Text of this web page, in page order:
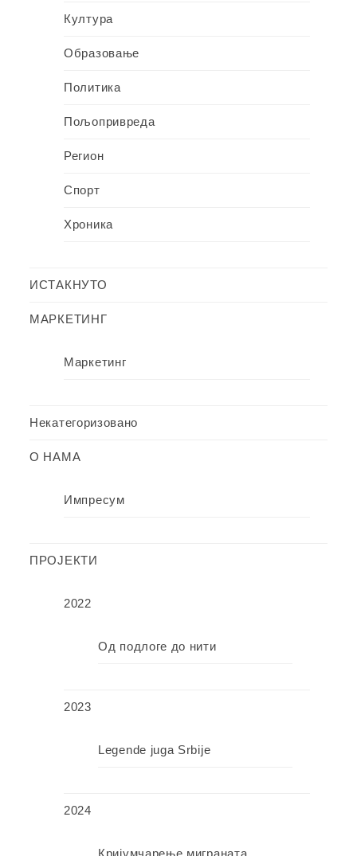
Култура
Образовање
Политика
Пољопривреда
Регион
Спорт
Хроника
ИСТАКНУТО
МАРКЕТИНГ
Маркетинг
Некатегоризовано
О НАМА
Импресум
ПРОЈЕКТИ
2022
Од подлоге до нити
2023
Legende juga Srbije
2024
Кријумчарење миграната